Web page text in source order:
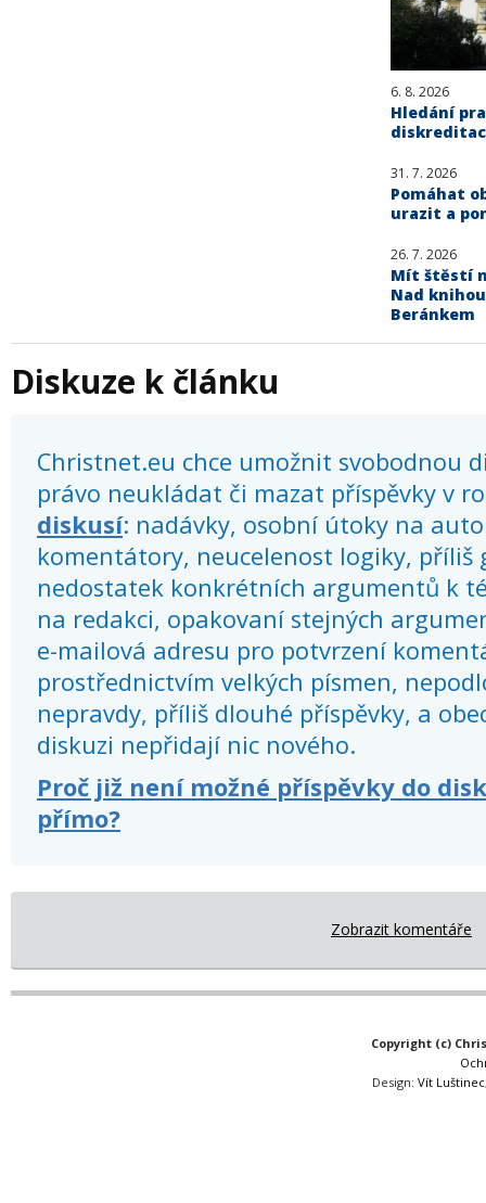
6. 8. 2026
Hledání
31. 7. 2026
Pomáhat
urazit a
26. 7. 2026
Mít štěstí
Nad
Beránkem
Diskuze k článku
Christnet.eu chce umožnit svobodnou
právo neukládat či mazat příspěvky v
diskusí: nadávky, osobní útoky na
komentátory, neucelenost logiky, příliš
nedostatek konkrétních argumentů k
na redakci, opakovaní stejných
e-mailová adresu pro potvrzení
prostřednictvím velkých písmen,
nepravdy, příliš dlouhé příspěvky, a
diskuzi nepřidají nic nového.
Proč již není možné příspěvky do
přímo?
Zobrazit komentáře
Copyright (c)
Design:Vít Luštinec